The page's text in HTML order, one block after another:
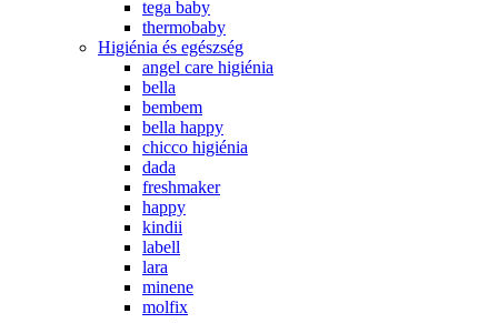
tega baby
thermobaby
Higiénia és egészség
angel care higiénia
bella
bembem
bella happy
chicco higiénia
dada
freshmaker
happy
kindii
labell
lara
minene
molfix